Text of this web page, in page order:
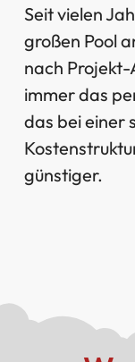
Seit vielen
großen Pool
nach
immer das
das bei einer
günstiger.